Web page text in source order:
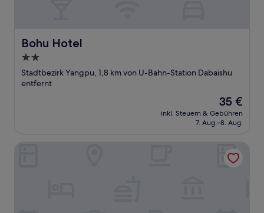
Bohu Hotel
Bohu Hotel
2.0-
Sterne-
Unterkunft
Stadtbezirk Yangpu, 1,8 km von U-Bahn-Station Dabaishu
entfernt
Der
Preis
beträgt
35 €
inkl. Steuern & Gebühren
7. Aug.–8. Aug.